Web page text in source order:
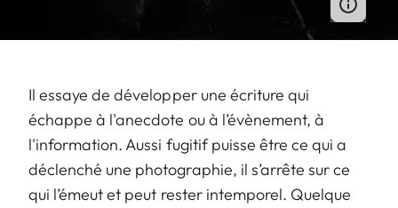
Il essaye de développer une écriture qui
échappe à l'anecdote ou à l’évènement, à
l'information. Aussi fugitif puisse être ce qui a
déclenché une photographie, il s’arrête sur ce
qui l’émeut et peut rester intemporel. Quelque